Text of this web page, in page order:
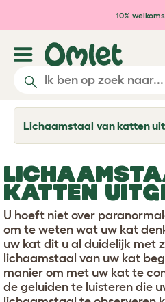
Ga naar de 10%
Lichaamstaal van katten
T
o
g
l
e
d
o
p
d
o
w
n
KATTEN
U hoeft niet over
om te weten wat uw kat
uw kat dit u al duidelijk met
lichaamstaal van uw kat
manier om met uw kat te
de geluiden te luisteren die